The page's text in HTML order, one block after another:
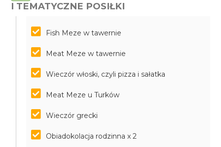
I TEMATYCZNE POSIŁKI
Fish Meze w tawernie
Meat Meze w tawernie
Wieczór włoski, czyli pizza i sałatka
Meat Meze u Turków
Wieczór grecki
Obiadokolacja rodzinna x 2